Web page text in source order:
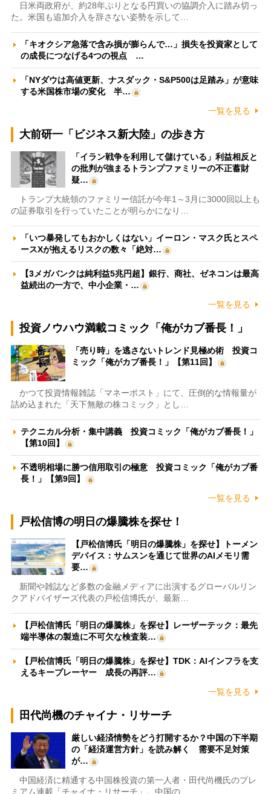
日米両政府が、約28年ぶりとなる円買いの協調介入に踏み切っ
た。米国も追加介入を辞さない姿勢を示して…
「キオクシア急落で含み損が膨らんで…」損失を投資家として
の成長につなげる4つの視点 …
「NYダウは高値更新、ナスダック・S&P500は足踏み」が意味
する米国株市場の変化 半…
一覧を見る
大前研一「ビジネス新大陸」の歩き方
「イラン戦争を利用して儲けている」利益相反と
の批判が強まるトランプファミリーの不正蓄財
疑…
トランプ大統領のファミリー信託が今年1～3月に3000回以上も
の証券取引を行っていたことが明らかになり…
「いつ暴発してもおかしくはない」イーロン・マスク氏とスペ
ースXが抱えるリスクの数々「絶対…
【3メガバンクは純利益5兆円超】銀行、商社、ゼネコンは最高
益続出の一方で、中小企業・…
一覧を見る
投資ノウハウ満載コミック「俺がカブ番長！」
「売り時」を逃さないトレンド見極め術 投資コ
ミック「俺がカブ番長！」【第11回】
かつて投資情報雑誌「マネーポスト」にて、圧倒的な情報量が
詰め込まれた「天下無敵の株コミック」とし…
テクニカル分析・集中講義 投資コミック「俺がカブ番長！」
【第10回】
不透明相場に勝つ信用取引の極意 投資コミック「俺がカブ番
長！」【第9回】
一覧を見る
戸松信博の明日の爆騰株を探せ！
【戸松信博氏「明日の爆騰株」を探せ】トーメン
デバイス：サムスンを通じて世界のAIメモリ需
要…
新聞や雑誌など多数の金融メディアに出演するグローバルリン
クアドバイザーズ代表の戸松信博氏が、最新…
【戸松信博氏「明日の爆騰株」を探せ】レーザーテック：最先
端半導体の製造に不可欠な検査装…
【戸松信博氏「明日の爆騰株」を探せ】TDK：AIインフラを支
えるキープレーヤー 成長の再評…
一覧を見る
田代尚機のチャイナ・リサーチ
厳しい経済情勢をどう打開するか？中国の下半期
の「経済運営方針」を読み解く 需要不足対策
が…
中国経済に精通する中国株投資の第一人者・田代尚機氏のプレ
ミアム連載「チャイナ・リサーチ」。中国の…